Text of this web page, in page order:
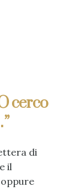
cerco
di
il